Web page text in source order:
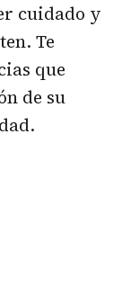
cuidado y
Te
que
de su